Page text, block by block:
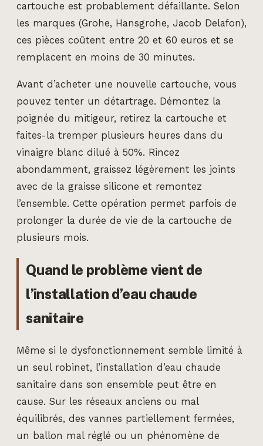
cartouche est probablement défaillante. Selon
les marques (Grohe, Hansgrohe, Jacob Delafon),
ces pièces coûtent entre 20 et 60 euros et se
remplacent en moins de 30 minutes.
Avant d’acheter une nouvelle cartouche, vous
pouvez tenter un détartrage. Démontez la
poignée du mitigeur, retirez la cartouche et
faites-la tremper plusieurs heures dans du
vinaigre blanc dilué à 50%. Rincez
abondamment, graissez légèrement les joints
avec de la graisse silicone et remontez
l’ensemble. Cette opération permet parfois de
prolonger la durée de vie de la cartouche de
plusieurs mois.
Quand le problème vient de
l’installation d’eau chaude
sanitaire
Même si le dysfonctionnement semble limité à
un seul robinet, l’installation d’eau chaude
sanitaire dans son ensemble peut être en
cause. Sur les réseaux anciens ou mal
équilibrés, des vannes partiellement fermées,
un ballon mal réglé ou un phénomène de